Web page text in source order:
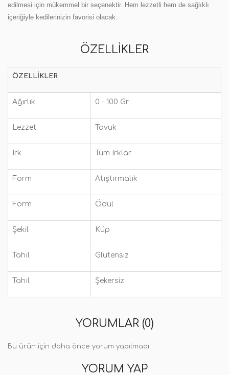
edilmesi için mükemmel bir seçenektir. Hem lezzetli hem de sağlıklı
içeriğiyle kedilerinizin favorisi olacak.
ÖZELLIKLER
ÖZELLIKLER
Ağırlık 0 - 100 Gr
Lezzet Tavuk
Irk Tüm Irklar
Form Atıştırmalık
Form Ödül
Şekil Küp
Tahıl Glutensiz
Tahıl Şekersiz
YORUMLAR (0)
Bu ürün için daha önce yorum yapılmadı.
YORUM YAP